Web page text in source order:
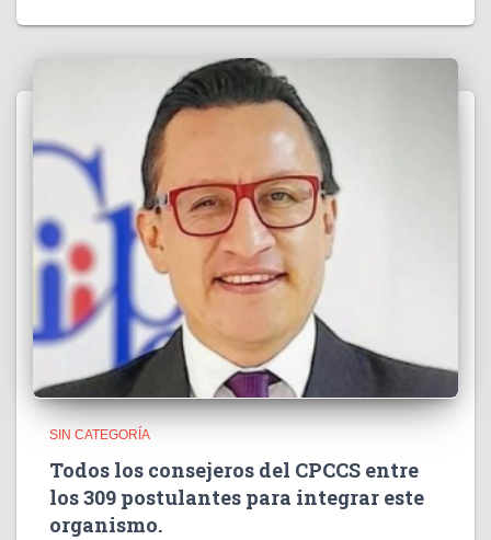
SIN CATEGORÍA
Todos los consejeros del CPCCS entre
los 309 postulantes para integrar este
organismo.